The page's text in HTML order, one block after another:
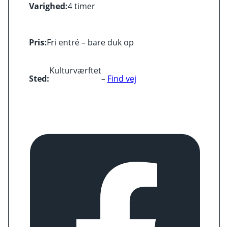
Varighed:4 timer
Pris:Fri entré – bare duk op
Sted:
Kulturværftet
– Find vej